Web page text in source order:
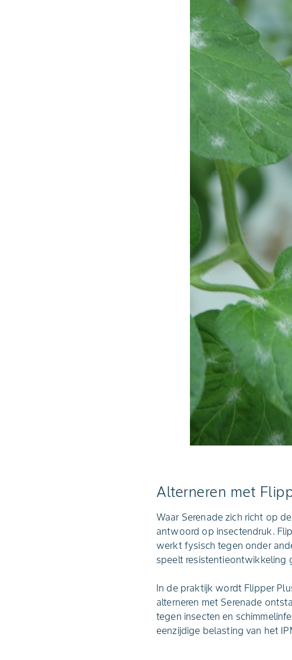
Alterneren met
Waar Serenade zich richt op
antwoord op insectendruk.
werkt fysisch tegen onder
speelt resistentieontwikkeling
In de praktijk wordt Flipper
alterneren met Serenade
tegen insecten en
eenzijdige belasting van het